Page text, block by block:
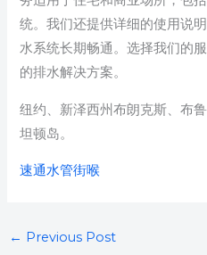
统。我们还提供详细的使用说
水系统长期畅通。选择我们的
的排水解决方案。
纽约、新泽西州布朗克斯、布
坦顿岛。
速通水管街喉
← Previous Post